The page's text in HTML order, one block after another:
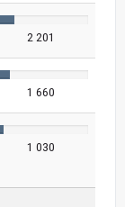
2 201
1 660
1 030